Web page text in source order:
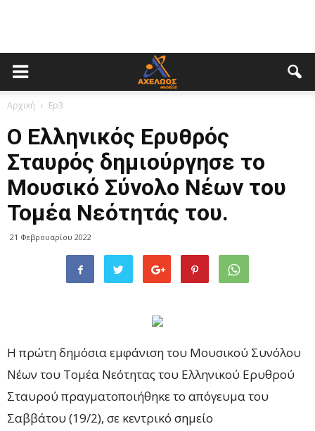
Αρχική Ep3
Ο Ελληνικός Ερυθρός
Σταυρός δημιούργησε το
Μουσικό Σύνολο Νέων του
Τομέα Νεότητάς του.
21 Φεβρουαρίου 2022
Η πρώτη δημόσια εμφάνιση του Μουσικού Συνόλου
Νέων του Τομέα Νεότητας του Ελληνικού Ερυθρού
Σταυρού πραγματοποιήθηκε το απόγευμα του
Σαββάτου (19/2), σε κεντρικό σημείο